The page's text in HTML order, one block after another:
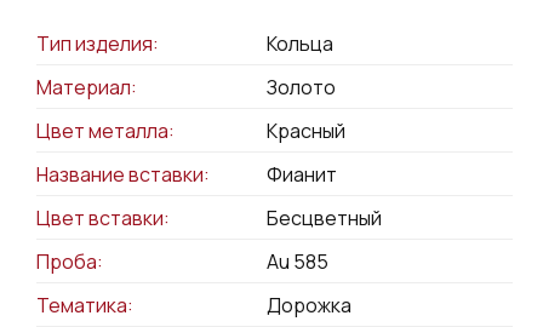
Тип изделия:
Кольца
Материал:
Золото
Цвет металла:
Красный
Название вставки:
Фианит
Цвет вставки:
Бесцветный
Проба:
Au 585
Тематика:
Дорожка